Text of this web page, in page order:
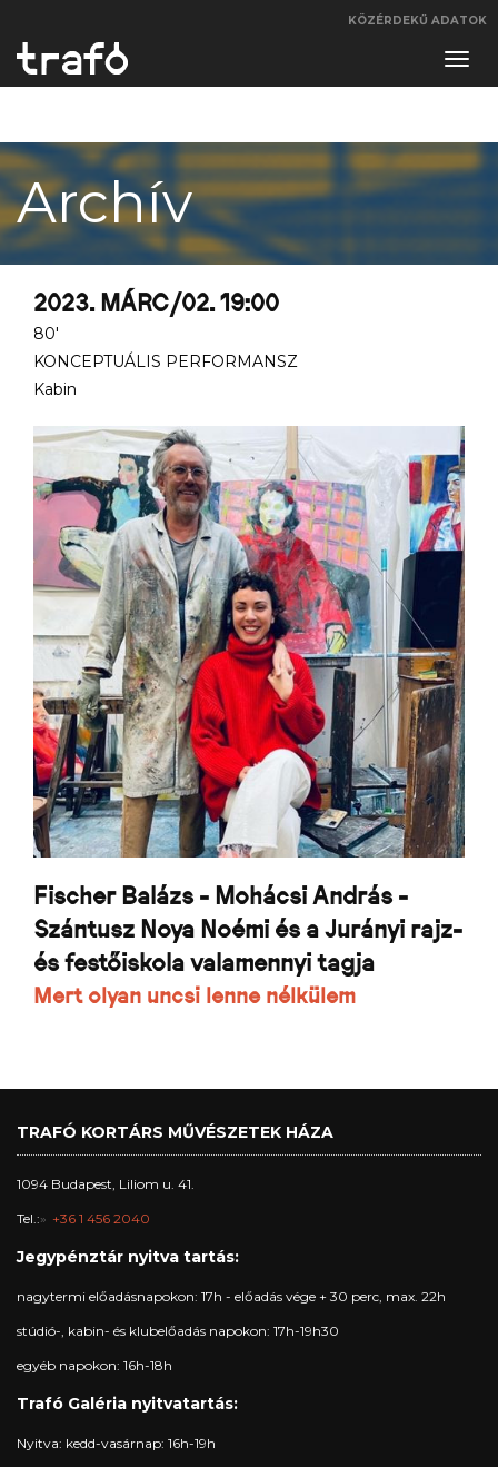
KÖZÉRDEKŰ ADATOK
Archív
2023. MÁRC/02. 19:00
80'
KONCEPTUÁLIS PERFORMANSZ
Kabin
Fischer Balázs - Mohácsi András -
Szántusz Noya Noémi és a Jurányi rajz-
és festőiskola valamennyi tagja
Mert olyan uncsi lenne nélkülem
TRAFÓ KORTÁRS MŰVÉSZETEK HÁZA
1094 Budapest, Liliom u. 41.
Tel.: +36 1 456 2040
Jegypénztár nyitva tartás:
nagytermi előadásnapokon: 17h - előadás vége + 30 perc, max. 22h
stúdió-, kabin- és klubelőadás napokon: 17h-19h30
egyéb napokon: 16h-18h
Trafó Galéria nyitvatartás:
Nyitva: kedd-vasárnap: 16h-19h